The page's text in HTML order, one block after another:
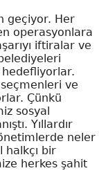
geçiyor. Her
operasyonlara
iftiralar ve
ve
Çünkü
sosyal
Yıllardır
neler
halkçı bir
herkes şahit